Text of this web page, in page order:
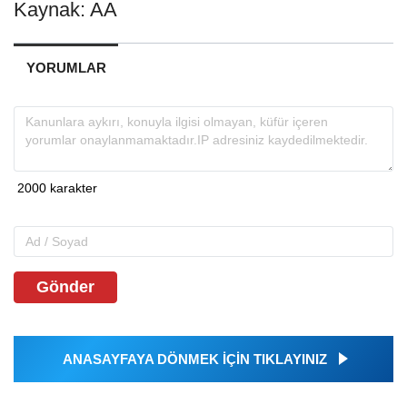
Kaynak: AA
YORUMLAR
Gönder
ANASAYFAYA DÖNMEK İÇİN TIKLAYINIZ